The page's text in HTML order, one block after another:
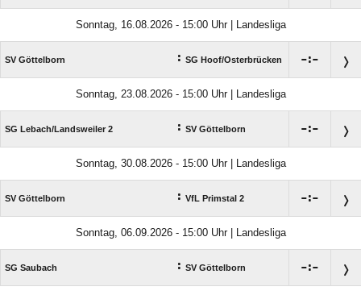
Sonntag, 16.08.2026 - 15:00 Uhr | Landesliga
SV Göttelborn : SG Hoof/​Osterbrücken :
Sonntag, 23.08.2026 - 15:00 Uhr | Landesliga
SG Lebach/​Landsweiler 2 : SV Göttelborn :
Sonntag, 30.08.2026 - 15:00 Uhr | Landesliga
SV Göttelborn : VfL Primstal 2 :
Sonntag, 06.09.2026 - 15:00 Uhr | Landesliga
SG Saubach : SV Göttelborn :